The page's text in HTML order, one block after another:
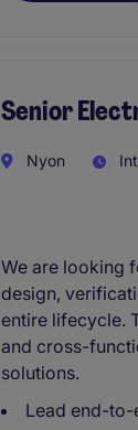
Senior
Nyon
We are looking
design,
entire lifecycle.
and cross-
solutions.
Lead end-